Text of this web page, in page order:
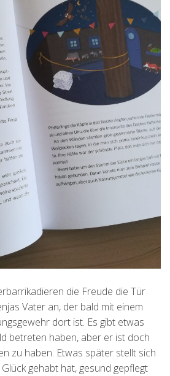
die Freude die Tür
Vater an, der bald mit einem
dort ist. Es gibt etwas
betreten haben, aber er ist doch
zu haben. Etwas später stellt sich
gehabt hat, gesund gepflegt